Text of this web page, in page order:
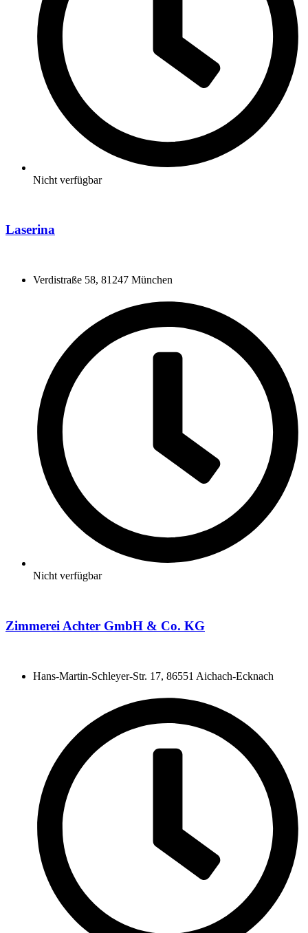
Nicht verfügbar
Laserina
Verdistraße 58, 81247 München
Nicht verfügbar
Zimmerei Achter GmbH & Co. KG
Hans-Martin-Schleyer-Str. 17, 86551 Aichach-Ecknach